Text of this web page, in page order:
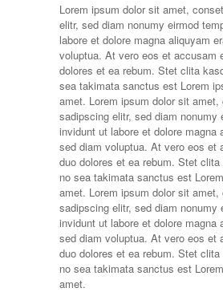
Lorem ipsum dolor sit amet,
elitr, sed diam nonumy eirmod
labore et dolore magna aliquyam
voluptua. At vero eos et accusam
dolores et ea rebum. Stet clita
sea takimata sanctus est Lorem
amet. Lorem ipsum dolor sit amet,
sadipscing elitr, sed diam nonumy
invidunt ut labore et dolore magna
sed diam voluptua. At vero eos et
duo dolores et ea rebum. Stet clita
no sea takimata sanctus est
amet. Lorem ipsum dolor sit amet,
sadipscing elitr, sed diam nonumy
invidunt ut labore et dolore magna
sed diam voluptua. At vero eos et
duo dolores et ea rebum. Stet clita
no sea takimata sanctus est
amet.